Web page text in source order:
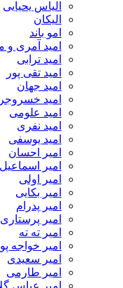
الیاس یحیایی
الیکان
امو باند
امید آمری
امید ترابی
امید تقی پور
امید جهان
امید
امید علومی
امید نفری
امید یوسفی
امیر احسان
امیر
امیر اولی
امیر بکایی
امیر پدرام
امیر پرستاری
امیر ته ته
امیر خواجه
امیر سعیدی
امیر طارمی